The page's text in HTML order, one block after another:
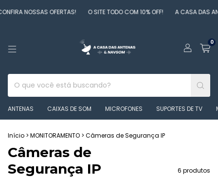
NOSSAS OFERTAS! O SITE TODO COM 10% OFF! A CASA DAS
0
ANTENAS CAIXAS DE SOM MICROFONES SUPORTES DE TV
Início > MONITORAMENTO > Câmeras de Segurança IP
Câmeras de
Segurança IP
6 produtos